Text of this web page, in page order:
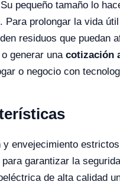
pequeño tamaño lo
Para prolongar la vida
residuos que
o generar una cotización
o negocio con
y envejecimiento
garantizar la
de alta calidad